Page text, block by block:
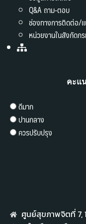
Q&A ถาม-ตอบ
ช่องทางการติดต่อ/
หน่วยงานในสังกัดก
คะแ
ดีมาก
ปานกลาง
ควรปรับปรุง
ศูนย์สุขภาพจิตที่ 7,​